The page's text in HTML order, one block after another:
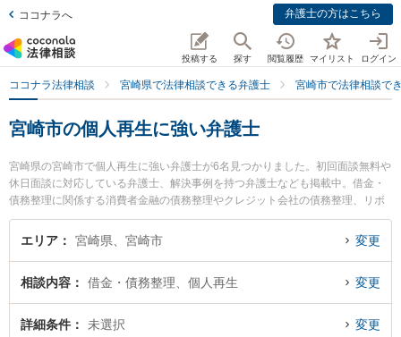
ココナラへ 弁護士の方はこちら
投稿する 探す 閲覧履歴 マイリスト ログイン
ココナラ法律相談 宮崎県で法律相談できる弁護士 宮崎市で法律相談で
宮崎市の個人再生に強い弁護士
宮崎県の宮崎市で個人再生に強い弁護士が6名見つかりました。初回面談無料や
休日面談に対応している弁護士、解決事例を持つ弁護士なども掲載中。借金・
債務整理に関係する消費者金融の債務整理やクレジット会社の債務整理、リボ
払いの債務整理等の細かな分野での絞り込み検索もでき便利です。特にAXIS法
律事務所の内山 悠太郎弁護士や弁護士法人きさらぎの高山 桂弁護士、五島法律
弁護士に相談したい』『個人再生のトラブル解決の実績豊富な近くの弁護士を
検索したい』『初回相談無料で個人再生を法律相談できる宮崎市内の弁護士に
相談予約したい』などでお困りの相談者さんにおすすめです。
エリア 宮崎県、宮崎市 変更
相談内容 借金・債務整理、個人再生 変更
詳細条件 未選択 変更